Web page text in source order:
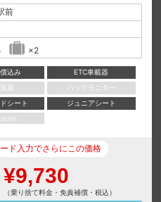
前
×2
込み
ETC車載器
迎
バックモニター
シート
ジュニアシート
ド入力でさらにこの価格
¥9,730
（乗り捨て料金・免責補償・税込）